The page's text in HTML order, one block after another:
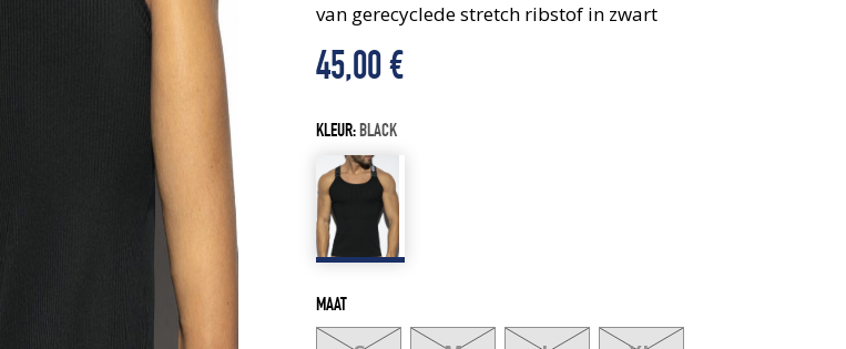
van gerecyclede stretch ribstof in zwart
45,00€
KLEUR:BLACK
MAAT